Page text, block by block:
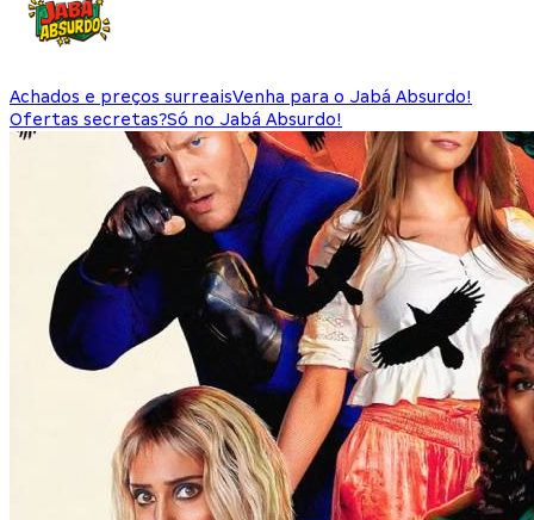
Achados e preços surreaisVenha para o Jabá Absurdo!
Ofertas secretas?Só no Jabá Absurdo!